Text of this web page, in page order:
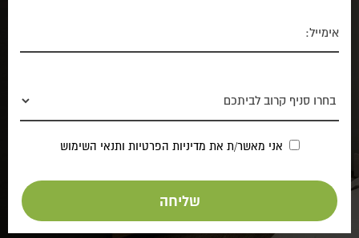
אני מאשר/ת את מדיניות הפרטיות ותנאי השימוש